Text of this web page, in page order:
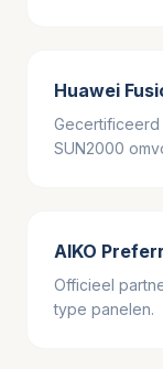
Huawei
Gecertificeerd
SUN2000
AIKO
Officieel
type panelen.